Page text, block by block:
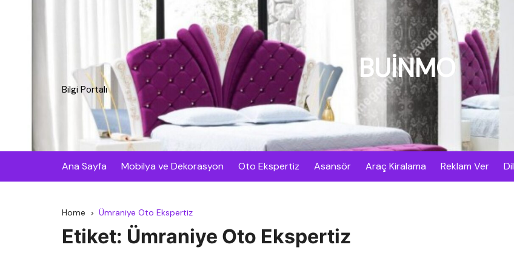
BUİNMO
Bilgi Portalı
Ana Sayfa Mobilya ve Dekorasyon Oto Ekspertiz Asansör Araç Kiralama Reklam Ver Dil
Home Ümraniye Oto Ekspertiz
Etiket: Ümraniye Oto Ekspertiz